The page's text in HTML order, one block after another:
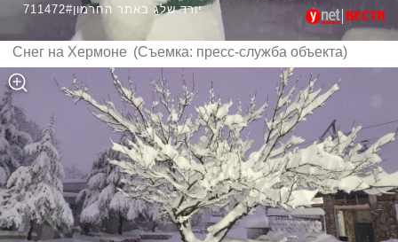
711472#יורד שלג באתר החרמון
Снег на Хермоне (Съемка: пресс-служба объекта)